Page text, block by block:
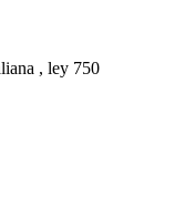
, ley 750